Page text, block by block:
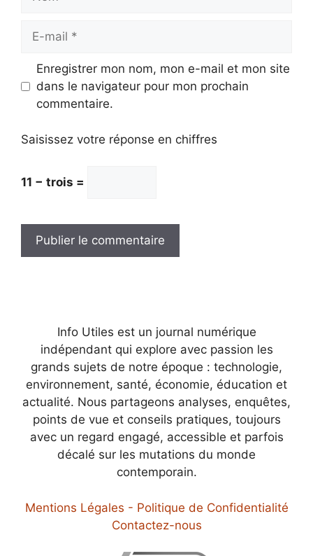
Enregistrer mon nom, mon e-mail et mon site
dans le navigateur pour mon prochain
commentaire.
Saisissez votre réponse en chiffres
11 − trois =
Info Utiles est un journal numérique
indépendant qui explore avec passion les
grands sujets de notre époque : technologie,
environnement, santé, économie, éducation et
actualité. Nous partageons analyses, enquêtes,
points de vue et conseils pratiques, toujours
avec un regard engagé, accessible et parfois
décalé sur les mutations du monde
contemporain.
Mentions Légales - Politique de Confidentialité
Contactez-nous